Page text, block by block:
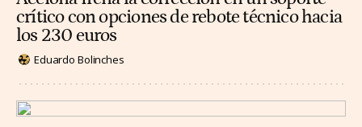
crítico con opciones de rebote técnico hacia
los 230 euros
Eduardo Bolinches